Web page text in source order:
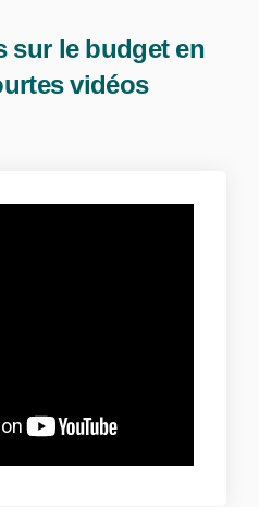
sur le budget en
vidéos